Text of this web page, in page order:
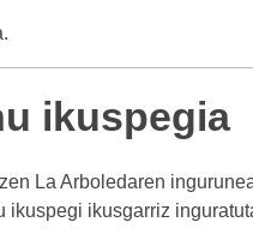
ikuspegia
La Arboledaren
ikusgarriz